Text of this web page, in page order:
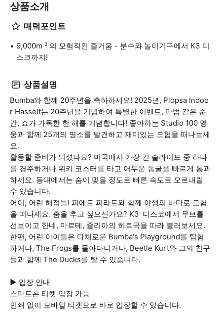
상품소개
매력포인트
9,000m ² 의 모험적인 즐거움 - 분수와 놀이기구에서 K3 디
스코까지!
상품설명
Bumba와 함께 20주년을 축하하세요! 2025년, Plopsa Indoo
r Hasselt는 20주년을 기념하여 특별한 이벤트, 마법 같은 순
간, 쇼가 가득한 한 해를 기념합니다! 좋아하는 Studio 100 영
웅과 함께 25개의 명소를 발견하고 재미있는 모험을 떠나보세
요.
활동할 준비가 되셨나요? 미국에서 가장 긴 슬라이드 중 하나
를 경주하거나 위키 코스터를 타고 어두운 동굴을 빠르게 통과
하세요. 등대에서는 숨이 멎을 정도로 빠른 속도로 오르내릴
수 있습니다.
어이, 어린 해적들! 피에트 피라트와 함께 야생의 바다로 모험
을 떠나세요. 춤을 추고 싶으신가요? K3-디스코에서 무브를
선보이고 한네, 마르테, 줄리아의 히트곡을 따라 불러보세요.
한편, 어린 아이들은 다채로운 Bumba's Playground를 탐험
하거나, The Frogs를 돌아다니거나, Beetle Kurt와 그의 친구
들과 함께 The Ducks를 탈 수 있습니다.
▶ 입장 안내
스마트폰 티켓 입장 가능
인쇄 없이 모바일 티켓으로 바로 입장할 수 있습니다.